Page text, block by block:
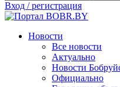
Вход / регистрация
Новости
Все новости
Актуально
Новости
Официально